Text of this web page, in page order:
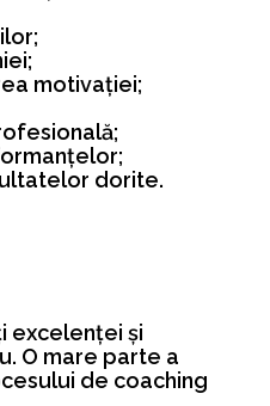
motivației;
dorite.
excelenței și
O mare parte a
de coaching